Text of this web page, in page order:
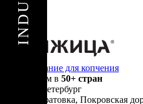
Оборудование для копчения
Доставляем в 50+ стран
Санкт-Петербург
п. Новосаратовка, Покровская